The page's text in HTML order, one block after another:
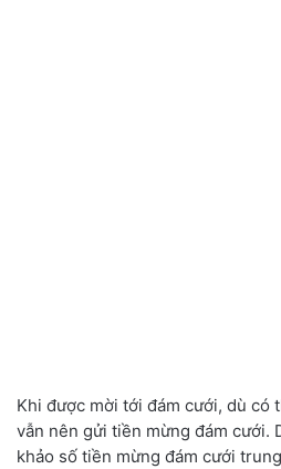
Khi được mời tới đám cưới, dù có
vẫn nên gửi tiền mừng đám cưới.
khảo số tiền mừng đám cưới